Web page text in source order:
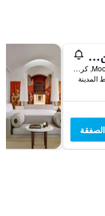
توب كيك صن سيت بيتش ريزورت
109 Moo 3, Nong Talay, كرابي, تايلاند